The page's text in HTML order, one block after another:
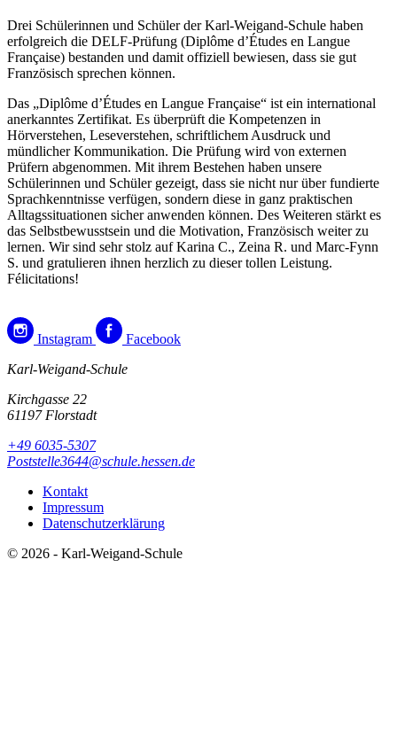
Drei Schülerinnen und Schüler der Karl-Weigand-Schule haben
erfolgreich die DELF-Prüfung (Diplôme d’Études en Langue
Française) bestanden und damit offiziell bewiesen, dass sie gut
Französisch sprechen können.
Das „Diplôme d’Études en Langue Française“ ist ein international
anerkanntes Zertifikat. Es überprüft die Kompetenzen in
Hörverstehen, Leseverstehen, schriftlichem Ausdruck und
mündlicher Kommunikation. Die Prüfung wird von externen
Prüfern abgenommen. Mit ihrem Bestehen haben unsere
Schülerinnen und Schüler gezeigt, dass sie nicht nur über fundierte
Sprachkenntnisse verfügen, sondern diese in ganz praktischen
Alltagssituationen sicher anwenden können. Des Weiteren stärkt es
das Selbstbewusstsein und die Motivation, Französisch weiter zu
lernen. Wir sind sehr stolz auf Karina C., Zeina R. und Marc-Fynn
S. und gratulieren ihnen herzlich zu dieser tollen Leistung.
Félicitations!
Instagram
Facebook
Karl-Weigand-Schule
Kirchgasse 22
61197 Florstadt
+49 6035-5307
Poststelle3644@schule.hessen.de
Kontakt
Impressum
Datenschutzerklärung
© 2026 - Karl-Weigand-Schule